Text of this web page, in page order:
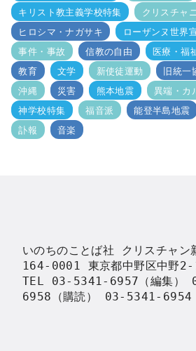
キリスト教主義学校特集
クリスチャ
ヒロシマ・ナガサキ
ローザンヌ世界
事件・事故
信教の自由 医療・福
教育
文学 新使徒運動 旧統一
沖縄
災害 熊本地震 異端・カ
神学校特集
福音派 能登半島地震
訃報
音楽
いのちのことば社 クリスチャン
164-0001 東京都中野区中野
TEL 03-5341-6957（編集）
6958（購読） 03-5341-6954